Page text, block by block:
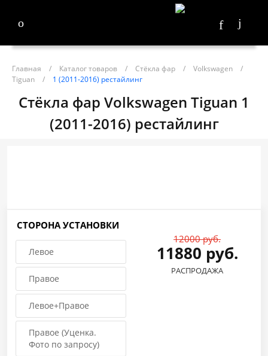
Главная / Каталог товаров / Стёкла фар / Volkswagen
/
Tiguan
/ 1 (2011-2016) рестайлинг
Стёкла фар Volkswagen Tiguan 1
(2011-2016) рестайлинг
СТОРОНА УСТАНОВКИ
Левое
Правое
Левое+Правое
Правое (Уценка.
Фото по запросу)
12000 руб.
11880 руб.
РАСПРОДАЖА